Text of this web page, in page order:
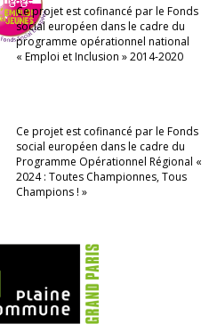
Ce projet est cofinancé par le Fonds
social européen dans le cadre du
programme opérationnel national
« Emploi et Inclusion » 2014-2020
Ce projet est cofinancé par le Fonds
social européen dans le cadre du
Programme Opérationnel Régional «
2024 : Toutes Championnes, Tous
Champions ! »